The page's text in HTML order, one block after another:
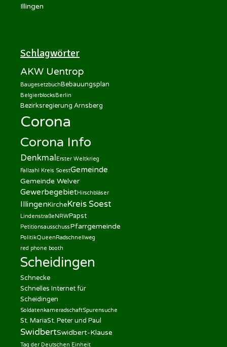
Illingen
Schlagwörter
AKW Uentrop
BaugesetzbuchBebauungsplan
Belgierblocks Berlin
Bezirksregierung Arnsberg
Corona
Corona Info
Denkmal Erster Weltkrieg
Fallzahl Kreis SoestGemeinde
Gemeinde Welver
GewerbegebietHirschbläser
IllingenKircheKreis Soest
LindenstraßeNRWPapst
PetitionsausschussPfarrgemeinde
PolitikQueenRadschnellweg
red phone booth
Scheidingen
Schnecke
Schnelles Internet für
Scheidingen
SoldatenkameradschaftSpurensuche
St. MariaSt. Peter und Paul
SwidbertSwidbert-Klause
Tag der Deutschen Einheit